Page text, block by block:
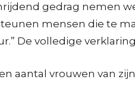
gedrag nemen
mensen die te
De volledige
vrouwen van